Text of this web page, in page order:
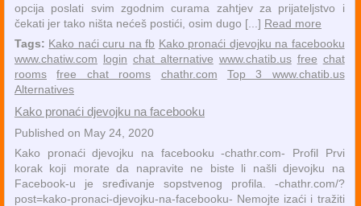
opcija poslati svim zgodnim curama zahtjev za prijateljstvo i
čekati jer tako ništa nećeš postići, osim dugo [...] Read more
Tags: Kako naći curu na fb Kako pronaći djevojku na facebooku
www.chatiw.com login chat alternative www.chatib.us free chat
rooms
free chat rooms chathr.com
Top 3 www.chatib.us
Alternatives
Kako pronaći djevojku na facebooku
Published on May 24, 2020
Kako pronaći djevojku na facebooku -chathr.com- Profil Prvi
korak koji morate da napravite ne biste li našli djevojku na
Facebook-u je sređivanje sopstvenog profila. -chathr.com/?
post=kako-pronaci-djevojku-na-facebooku- Nemojte izaći i tražiti